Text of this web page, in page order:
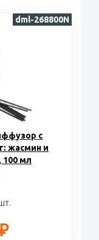
с
жасмин и
100 мл
dml-268800N